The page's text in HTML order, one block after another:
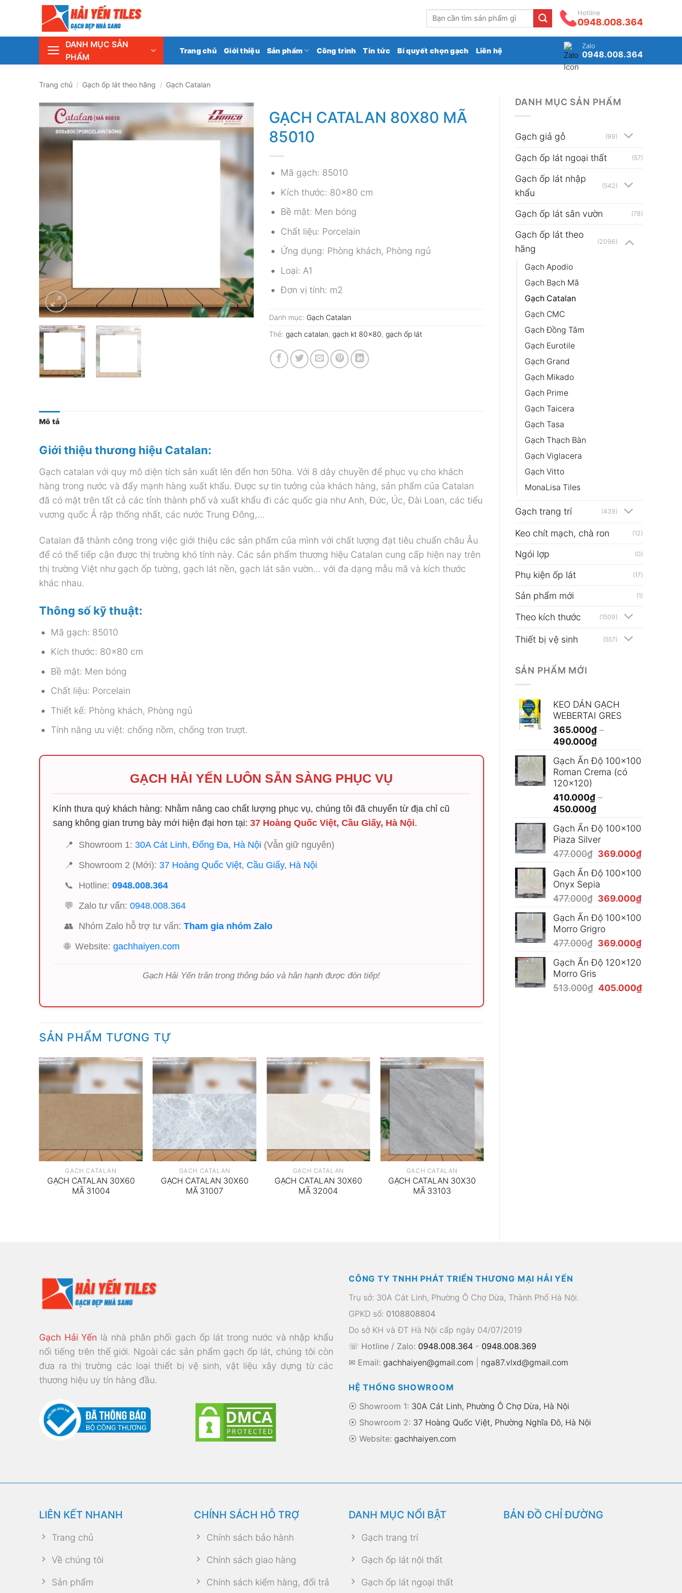
content
Tìm
kiếm:
Hotline
0948.008.364
DANH MỤC SẢN
PHẨM
Trang chủ Giới thiệu Sản phẩm Công trình Tin tức Bí quyết chọn gạch Liên hệ
Zalo
0948.008.364
Trang chủ / Gạch ốp lát theo hãng / Gạch Catalan
DANH MỤC SẢN PHẨM
Gạch giả gỗ (99)
Gạch ốp lát ngoại thất (57)
Gạch ốp lát nhập
khẩu
(542)
Gạch ốp lát sân vườn (78)
Gạch ốp lát theo
hãng
(2096)
Gạch Apodio
Gạch Bạch Mã
Gạch Catalan
Gạch CMC
Gạch Đồng Tâm
Gạch Eurotile
Gạch Grand
Gạch Mikado
Gạch Prime
Gạch Taicera
Gạch Tasa
Gạch Thạch Bàn
Gạch Viglacera
Gạch Vitto
MonaLisa Tiles
Gạch trang trí (439)
Keo chít mạch, chà ron (12)
Ngói lợp (0)
Phụ kiện ốp lát (17)
Sản phẩm mới (1)
Theo kích thước (1509)
Thiết bị vệ sinh (557)
SẢN PHẨM MỚI
KEO DÁN GẠCH
WEBERTAI GRES
365.000₫ –
490.000₫Khoảng
từ
365.000₫
490.000₫
Gạch Ấn Độ 100x100
Roman Crema (có
120x120)
410.000₫ –
450.000₫Khoảng
từ
410.000₫
đến
450.000₫
Gạch Ấn Độ 100x100
Piaza Silver
477.000₫ Giá
là:
477.000₫.
369.000₫Giá
tại
Gạch Ấn Độ 100x100
Onyx Sepia
477.000₫ Giá
là:
477.000₫.
369.000₫Giá
tại
Gạch Ấn Độ 100x100
Morro Grigro
477.000₫ Giá
là:
369.000₫Giá
tại
Gạch Ấn Độ 120x120
Morro Gris
513.000₫ Giá
405.000₫Giá
GẠCH CATALAN 80X80 MÃ
85010
Mã gạch: 85010
Kích thước: 80×80 cm
Bề mặt: Men bóng
Chất liệu: Porcelain
Ứng dụng: Phòng khách, Phòng ngủ
Loại: A1
Đơn vị tính: m2
Danh mục: Gạch Catalan
Thẻ:gạch catalan,gạch kt 80x80,gạch ốp lát
Mô tả
Giới thiệu thương hiệu Catalan:
Gạch catalan với quy mô diện tích sản xuất lên đến hơn 50ha. Với 8 dây chuyền để phục vụ cho khách
hàng trong nước và đẩy mạnh hàng xuất khẩu. Được sự tin tưởng của khách hàng, sản phẩm của Catalan
đã có mặt trên tất cả các tỉnh thành phố và xuất khẩu đi các quốc gia như Anh, Đức, Úc, Đài Loan, các tiểu
vương quốc Ả rập thống nhất, các nước Trung Đông,…
Catalan đã thành công trong việc giới thiệu các sản phẩm của mình với chất lượng đạt tiêu chuẩn châu Âu
để có thể tiếp cận được thị trường khó tính này. Các sản phẩm thương hiệu Catalan cung cấp hiện nay trên
thị trường Việt như gạch ốp tường, gạch lát nền, gạch lát sân vườn… với đa dạng mẫu mã và kích thước
khác nhau.
Thông số kỹ thuật:
Mã gạch: 85010
Kích thước: 80×80 cm
Bề mặt: Men bóng
Chất liệu: Porcelain
Thiết kế: Phòng khách, Phòng ngủ
Tính năng ưu việt: chống nồm, chống trơn trượt.
GẠCH HẢI YẾN LUÔN SẴN SÀNG PHỤC VỤ
Kính thưa quý khách hàng: Nhằm nâng cao chất lượng phục vụ, chúng tôi đã chuyển từ địa chỉ cũ
sang không gian trưng bày mới hiện đại hơn tại: 37 Hoàng Quốc Việt, Cầu Giấy, Hà Nội.
📍 Showroom 1: 30A Cát Linh, Đống Đa, Hà Nội (Vẫn giữ nguyên)
📍
Showroom 2 (Mới): 37 Hoàng Quốc Việt, Cầu Giấy, Hà Nội
📞
Hotline: 0948.008.364
💬 Zalo tư vấn: 0948.008.364
👥 Nhóm Zalo hỗ trợ tư vấn: Tham gia nhóm Zalo
🌐 Website: gachhaiyen.com
Gạch Hải Yến trân trọng thông báo và hân hạnh được đón tiếp!
SẢN PHẨM TƯƠNG TỰ
GẠCH CATALAN
GẠCH CATALAN 30X60
MÃ 31004
GẠCH CATALAN
GẠCH CATALAN 30X60
MÃ 31007
GẠCH CATALAN
GẠCH CATALAN 30X60
MÃ 32004
GẠCH CATALAN
GẠCH CATALAN 30X30
MÃ 33103
Gạch Hải Yến là nhà phân phối gạch ốp lát trong nước và nhập khẩu
nổi tiếng trên thế giới. Ngoài các sản phẩm gạch ốp lát, chúng tôi còn
đưa ra thị trường các loại thiết bị vệ sinh, vật liệu xây dựng từ các
thương hiệu uy tín hàng đầu.
CÔNG TY TNHH PHÁT TRIỂN THƯƠNG MẠI HẢI YẾN
Trụ sở: 30A Cát Linh, Phường Ô Chợ Dừa, Thành Phố Hà Nội.
GPKD số: 0108808804
Do sở KH và ĐT Hà Nội cấp ngày 04/07/2019
☏ Hotline / Zalo: 0948.008.364 - 0948.008.369
✉ Email: gachhaiyen@gmail.com nga87.vlxd@gmail.com
HỆ THỐNG SHOWROOM
⦿ Showroom 1: 30A Cát Linh, Phường Ô Chợ Dừa, Hà Nội
⦿ Showroom 2: 37 Hoàng Quốc Việt, Phường Nghĩa Đô, Hà Nội
⦿ Website: gachhaiyen.com
LIÊN KẾT NHANH
Trang chủ
Về chúng tôi
Sản phẩm
CHÍNH SÁCH HỖ TRỢ
Chính sách bảo hành
Chính sách giao hàng
Chính sách kiểm hàng, đổi trả
DANH MỤC NỔI BẬT
Gạch trang trí
Gạch ốp lát nội thất
Gạch ốp lát ngoại thất
BẢN ĐỒ CHỈ ĐƯỜNG